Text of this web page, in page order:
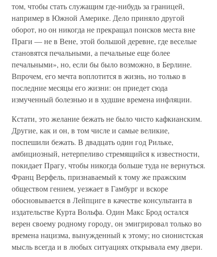
том, чтобы стать служащим где-нибудь за границей,
например в Южной Америке. Дело приняло другой
оборот, но он никогда не прекращал поисков места вне
Праги — не в Вене, этой большой деревне, где веселые
становятся печальными, а печальные еще более
печальными», но, если бы было возможно, в Берлине.
Впрочем, его мечта воплотится в жизнь, но только в
последние месяцы его жизни: он приедет сюда
измученный болезнью и в худшие времена инфляции.
Кстати, это желание бежать не было чисто кафкианским.
Другие, как и он, в том числе и самые великие,
поспешили бежать. В двадцать один год Рильке,
амбициозный, нетерпеливо стремящийся к известности,
покидает Прагу, чтобы никогда больше туда не вернуться.
Франц Верфель, признаваемый к тому же пражским
обществом гением, уезжает в Гамбург и вскоре
обосновывается в Лейпциге в качестве консультанта в
издательстве Курта Вольфа. Один Макс Брод остался
верен своему родному городу, он эмигрировал только во
времена нацизма, вынужденный к этому; но сионистская
мысль всегда и в любых ситуациях открывала ему двери.